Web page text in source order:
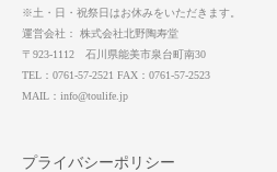
※土・日・祝祭日はお休みをいただきます。
運営会社： 株式会社北野陶寿堂
〒923-1112 石川県能美市泉台町南30
TEL：0761-57-2521 FAX：0761-57-2523
MAIL：info@toulife.jp
プライバシーポリシー